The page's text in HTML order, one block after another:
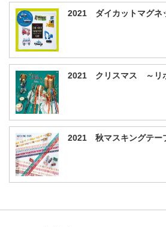
2021 ダイカットマグネ
2021 クリスマス ～リ
2021 秋マスキングテー